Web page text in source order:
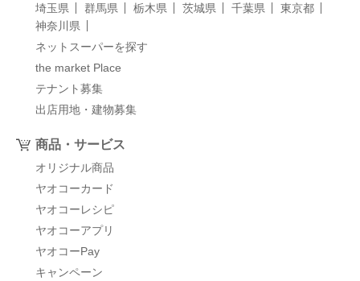
埼玉県
群馬県 栃木県 茨城県 千葉県
東京都
神奈川県
ネットスーパーを探す
the market Place
テナント募集
出店用地・建物募集
商品・サービス
オリジナル商品
ヤオコーカード
ヤオコーレシピ
ヤオコーアプリ
ヤオコーPay
キャンペーン